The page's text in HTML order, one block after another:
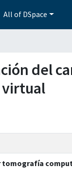
All of DSpace
del
virtual